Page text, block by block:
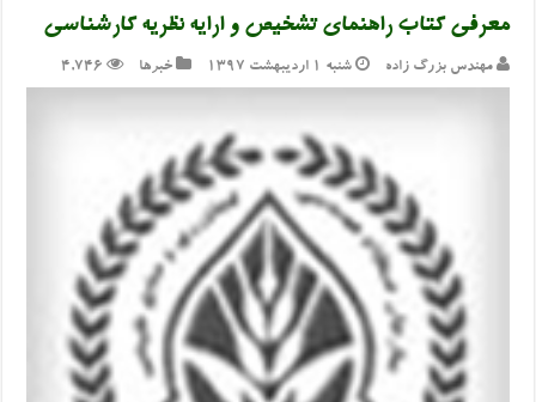
معرفی کتاب راهنمای تشخیص و ارایه نظریه کارشناسی
مهندس بزرگ زاده شنبه ۱ اردیبهشت ۱۳۹۷ خبرها 4,746